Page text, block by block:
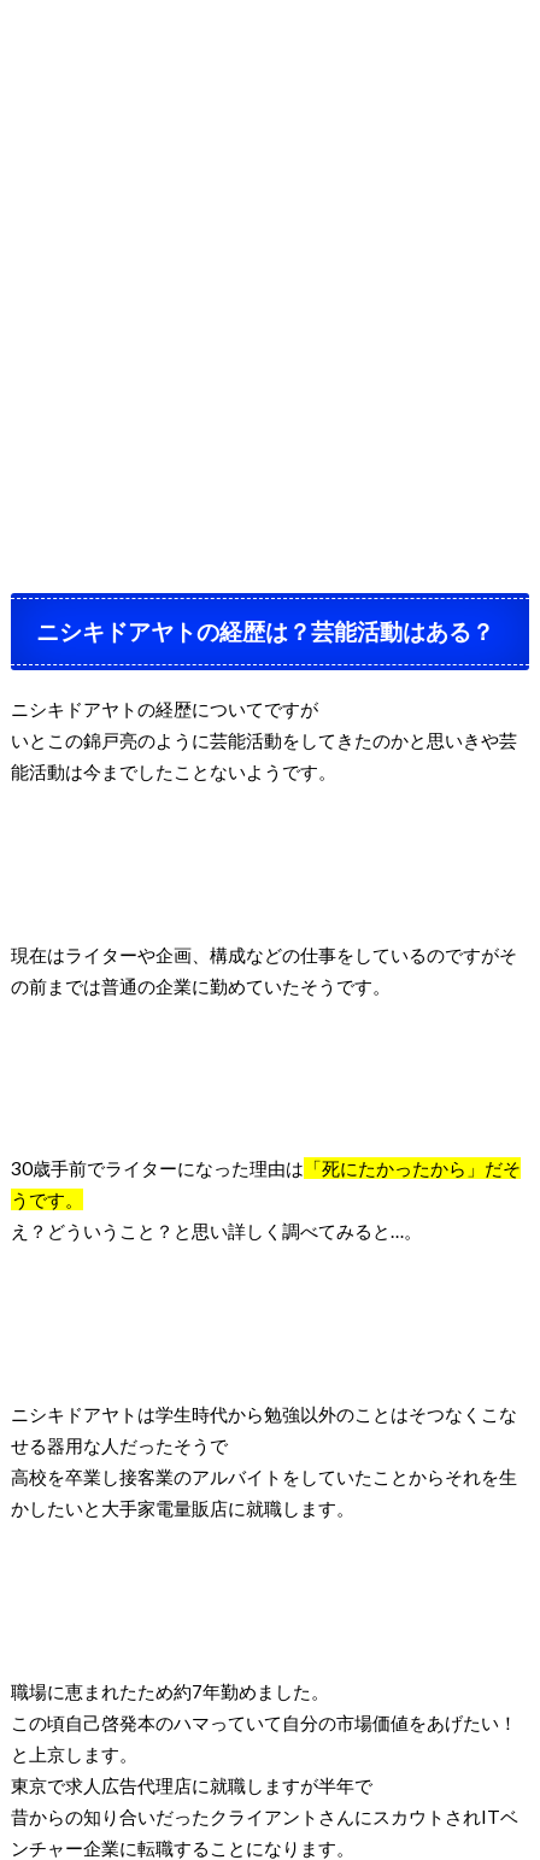
ニシキドアヤトの経歴は？芸能活動はある？
ニシキドアヤトの経歴についてですが
いとこの錦戸亮のように芸能活動をしてきたのかと思いきや芸
能活動は今までしたことないようです。
現在はライターや企画、構成などの仕事をしているのですがそ
の前までは普通の企業に勤めていたそうです。
30歳手前でライターになった理由は 「死にたかったから」だそ
うです。
え？どういうこと？と思い詳しく調べてみると…。
ニシキドアヤトは学生時代から勉強以外のことはそつなくこな
せる器用な人だったそうで
高校を卒業し接客業のアルバイトをしていたことからそれを生
かしたいと大手家電量販店に就職します。
職場に恵まれたため約7年勤めました。
この頃自己啓発本のハマっていて自分の市場価値をあげたい！
と上京します。
東京で求人広告代理店に就職しますが半年で
昔からの知り合いだったクライアントさんにスカウトされITベ
ンチャー企業に転職することになります。